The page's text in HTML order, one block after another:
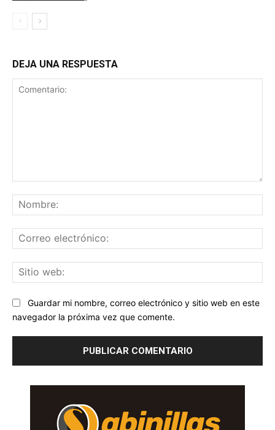
DEJA UNA RESPUESTA
Guardar mi nombre, correo electrónico y sitio web en este
navegador la próxima vez que comente.